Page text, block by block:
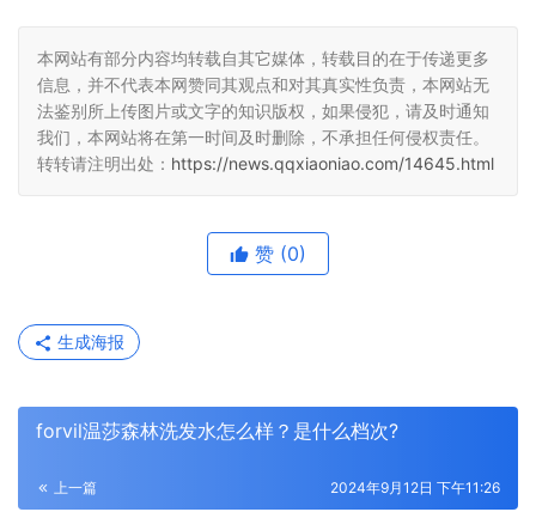
本网站有部分内容均转载自其它媒体，转载目的在于传递更多
信息，并不代表本网赞同其观点和对其真实性负责，本网站无
法鉴别所上传图片或文字的知识版权，如果侵犯，请及时通知
我们，本网站将在第一时间及时删除，不承担任何侵权责任。
转转请注明出处： https://news.qqxiaoniao.com/14645.html
赞 (0)
生成海报
forvil温莎森林洗发水怎么样？是什么档次?
上一篇 2024年9月12日 下午11:26